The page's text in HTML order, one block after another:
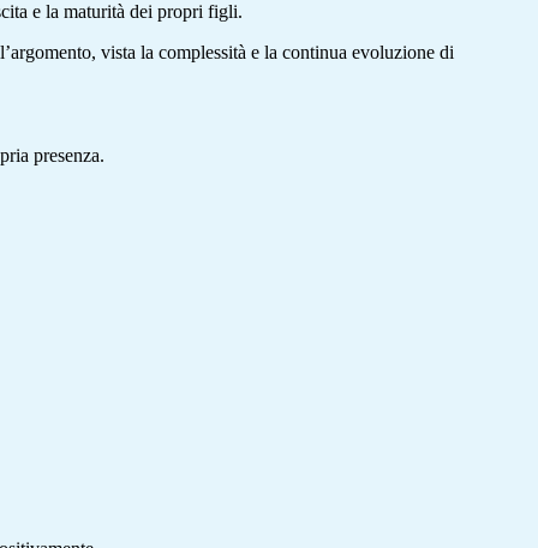
e la maturità dei propri figli.
vista la complessità e la continua evoluzione di
presenza.